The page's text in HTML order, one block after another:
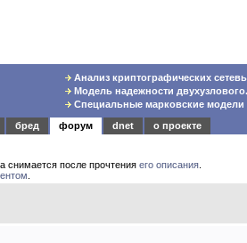
Анализ криптографических
Модель надежности
Специальные марковские модели
бред форум dnet
о проекте
после прочтения его описания